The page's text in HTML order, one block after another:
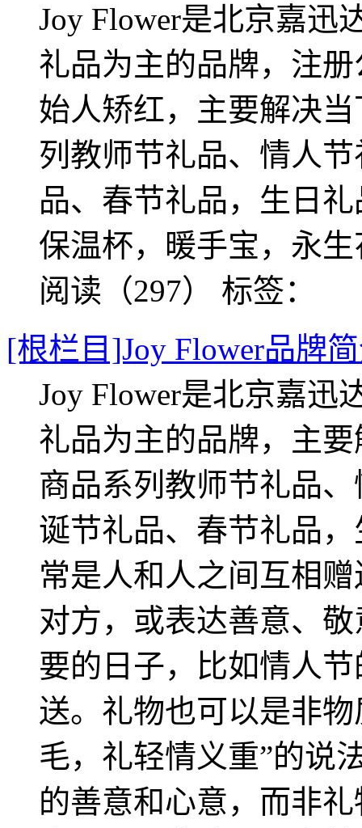
Joy Flower是北京嘉迅
礼品为主的品牌，注
始人矫红，主要解决
列教师节礼品、情人
品、春节礼品，生日
保温杯，暖手宝，永
阅读（297） 标签：
[根栏目]Joy Flower品牌
Joy Flower是北京嘉迅
礼品为主的品牌，主
商品系列教师节礼品
诞节礼品、春节礼品
常是人和人之间互相
对方，或表达善意、
要的日子，比如情人
送。礼物也可以是非
毛，礼轻情义重”的说
的善意和心意，而非